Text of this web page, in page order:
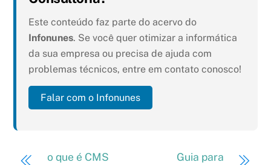
Este conteúdo faz parte do acervo do
Infonunes. Se você quer otimizar a informática
da sua empresa ou precisa de ajuda com
problemas técnicos, entre em contato conosco!
Falar com o Infonunes
o que é CMS
Guia para